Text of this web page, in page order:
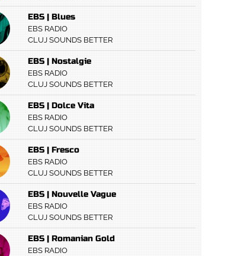
EBS | Blues
EBS RADIO
CLUJ SOUNDS BETTER
EBS | Nostalgie
EBS RADIO
CLUJ SOUNDS BETTER
EBS | Dolce Vita
EBS RADIO
CLUJ SOUNDS BETTER
EBS | Fresco
EBS RADIO
CLUJ SOUNDS BETTER
EBS | Nouvelle Vague
EBS RADIO
CLUJ SOUNDS BETTER
EBS | Romanian Gold
EBS RADIO